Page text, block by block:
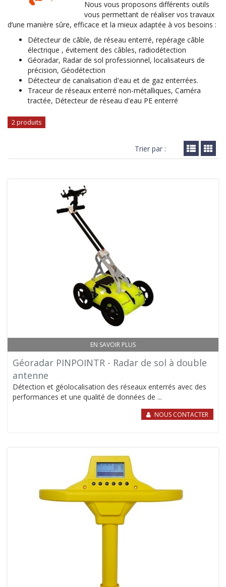
Nous vous proposons différents outils
vous permettant de réaliser vos travaux
d’une manière sûre, efficace et la mieux adaptée à vos besoins :
Détecteur de câble, de réseau enterré, repérage câble
électrique , évitement des câbles, radiodétection
Géoradar, Radar de sol professionnel, localisateurs de
précision, Géodétection
Détecteur de canalisation d'eau et de gaz enterrées.
Traceur de réseaux enterré non-métalliques, Caméra
tractée, Détecteur de réseau d'eau PE enterré
2 produits
Trier par :
EN SAVOIR PLUS
Géoradar PINPOINTR - Radar de sol à double
antenne
Détection et géolocalisation des réseaux enterrés avec des
performances et une qualité de données de ...
NOUS CONTACTER